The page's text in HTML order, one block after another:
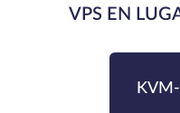
VPS EN